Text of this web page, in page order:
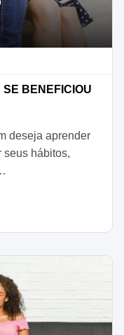
SE BENEFICIOU
deseja aprender
seus hábitos,